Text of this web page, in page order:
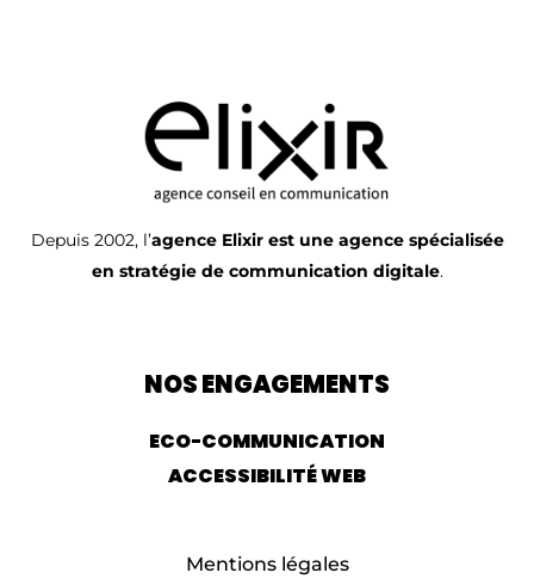
Depuis 2002, l’agence Elixir est une agence spécialisée
en stratégie de communication digitale.
NOS ENGAGEMENTS
ECO-COMMUNICATION
ACCESSIBILITÉ WEB
Mentions légales